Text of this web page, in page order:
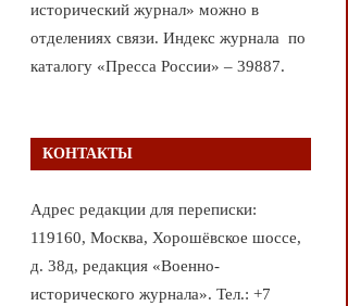
исторический журнал» можно в
отделениях связи. Индекс журнала по
каталогу «Пресса России» – 39887.
КОНТАКТЫ
Адрес редакции для переписки:
119160, Москва, Хорошёвское шоссе,
д. 38д, редакция «Военно-
исторического журнала». Тел.: +7